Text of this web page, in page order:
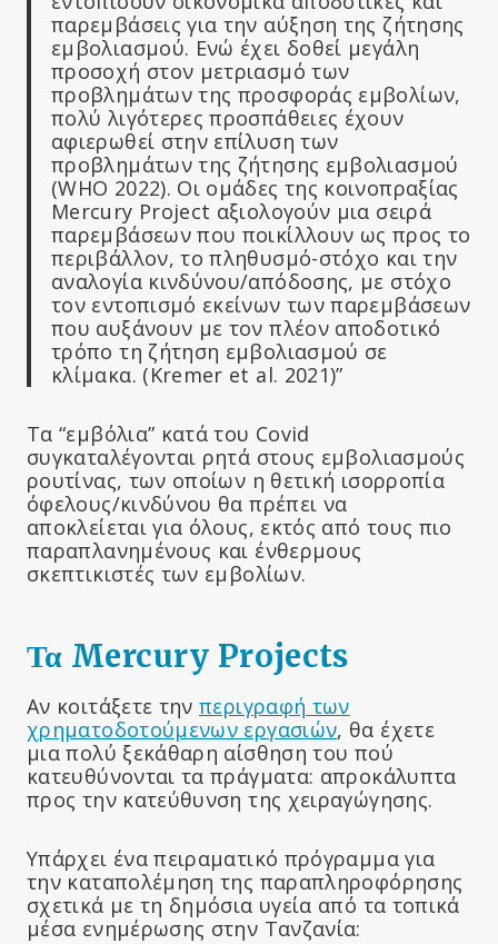
παρεμβάσεις για την αύξηση της ζήτησης
εμβολιασμού. Ενώ έχει δοθεί μεγάλη
προσοχή στον μετριασμό των
προβλημάτων της προσφοράς εμβολίων,
πολύ λιγότερες προσπάθειες έχουν
αφιερωθεί στην επίλυση των
προβλημάτων της ζήτησης εμβολιασμού
(WHO 2022). Οι ομάδες της κοινοπραξίας
Mercury Project αξιολογούν μια σειρά
παρεμβάσεων που ποικίλλουν ως προς το
περιβάλλον, το πληθυσμό-στόχο και την
αναλογία κινδύνου/απόδοσης, με στόχο
τον εντοπισμό εκείνων των παρεμβάσεων
που αυξάνουν με τον πλέον αποδοτικό
τρόπο τη ζήτηση εμβολιασμού σε
κλίμακα. (Kremer et al. 2021)”
Τα “εμβόλια” κατά του Covid
συγκαταλέγονται ρητά στους εμβολιασμούς
ρουτίνας, των οποίων η θετική ισορροπία
όφελους/κινδύνου θα πρέπει να
αποκλείεται για όλους, εκτός από τους πιο
παραπλανημένους και ένθερμους
σκεπτικιστές των εμβολίων.
Τα Mercury Projects
Αν κοιτάξετε τηνπεριγραφή των
χρηματοδοτούμενων εργασιών, θα έχετε
μια πολύ ξεκάθαρη αίσθηση του πού
κατευθύνονται τα πράγματα: απροκάλυπτα
προς την κατεύθυνση της χειραγώγησης.
Υπάρχει ένα πειραματικό πρόγραμμα για
την καταπολέμηση της παραπληροφόρησης
σχετικά με τη δημόσια υγεία από τα τοπικά
μέσα ενημέρωσης στην Τανζανία: